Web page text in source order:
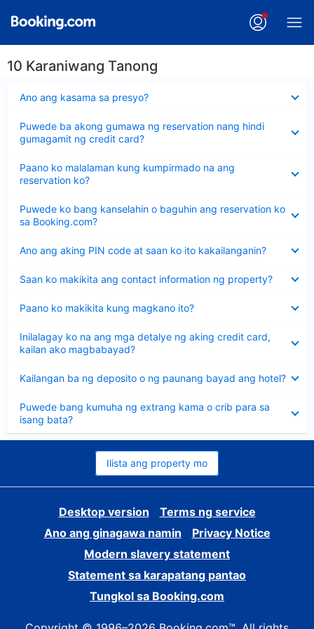
10 Karaniwang Tanong
Ano ang kasama sa presyo?
ang
Puwede ba akong gumawa ng reservation nang hindi
gumagamit ng credit card?
ang
sagot
Paano ko malalaman kung kumpirmado na ang
reservation ko?
ang
sagot
Puwede ko bang kanselahin o baguhin ang reservation ko
sa Booking.com?
ang
sagot
Ano ang aking PIN code at saan ko ito kakailanganin?
ang
Saan ko makikita ang contact information ng property?
ang
Paano ko makikita kung magkano ito?
ang
Inilalagay ko na ang mga detalye ng aking credit card,
kailan ako magbabayad?
ang
sagot
Kailangan ba ng deposito o ng paunang bayad ang hotel?
ang
Puwede bang kumuha ng extrang kama o crib para sa
isang bata?
ang
sagot
Ilista ang property mo
Desktop version
Terms ng service
Ano ang ginagawa namin
Privacy Notice
Modern slavery statement
Statement sa karapatang pantao
Tungkol sa Booking.com